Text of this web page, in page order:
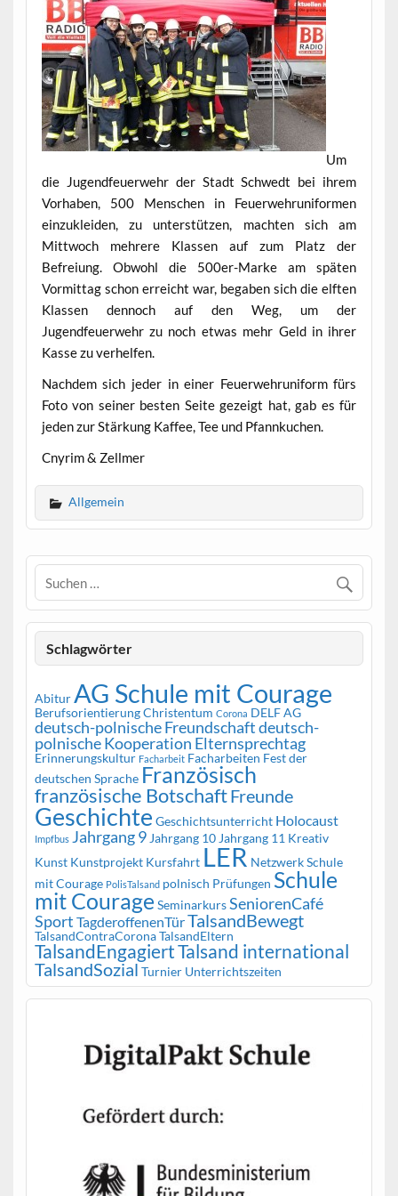
Um
die Jugendfeuerwehr der Stadt Schwedt bei ihrem
Vorhaben, 500 Menschen in Feuerwehruniformen
einzukleiden, zu unterstützen, machten sich am
Mittwoch mehrere Klassen auf zum Platz der
Befreiung. Obwohl die 500er-Marke am späten
Vormittag schon erreicht war, begaben sich die elften
Klassen dennoch auf den Weg, um der
Jugendfeuerwehr zu noch etwas mehr Geld in ihrer
Kasse zu verhelfen.
Nachdem sich jeder in einer Feuerwehruniform fürs
Foto von seiner besten Seite gezeigt hat, gab es für
jeden zur Stärkung Kaffee, Tee und Pfannkuchen.
Cnyrim & Zellmer
Allgemein
Schlagwörter
Abitur AG Schule mit Courage
BerufsorientierungChristentum Corona DELF AG
deutsch-polnische Freundschaftdeutsch-
polnische Kooperation Elternsprechtag
Erinnerungskultur Facharbeit Facharbeiten Fest der
deutschen Sprache Französisch
französische BotschaftFreunde
Geschichte Geschichtsunterricht Holocaust
Impfbus Jahrgang 9 Jahrgang 10 Jahrgang 11 Kreativ
Kunst Kunstprojekt Kursfahrt LER Netzwerk Schule
mit Courage PolisTalsand polnisch Prüfungen Schule
mit Courage SeminarkursSeniorenCafé
Sport TagderoffenenTürTalsandBewegt
TalsandContraCoronaTalsandEltern
TalsandEngagiertTalsand international
TalsandSozial Turnier Unterrichtszeiten